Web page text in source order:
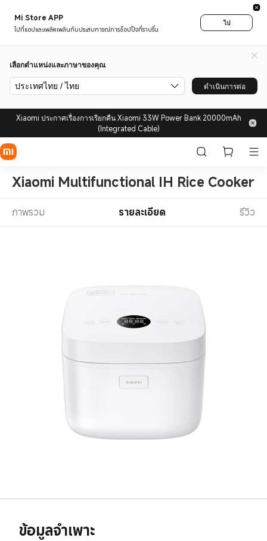
Mi Store APP
ไปที่แอปและเพลิดเพลินกับประสบการณ์การช็อปปิ้งที่ราบรื่น
ไป
เลือกตำแหน่งและภาษาของคุณ
ประเทศไทย / ไทย ดำเนินการต่อ
Xiaomi ประกาศเรื่องการเรียกคืน Xiaomi 33W Power Bank 20000mAh
(Integrated Cable)
Xiaomi Multifunctional IH Rice Cooker
ภาพรวม รายละเอียด รีวิว
ข้อมูลจำเพาะ